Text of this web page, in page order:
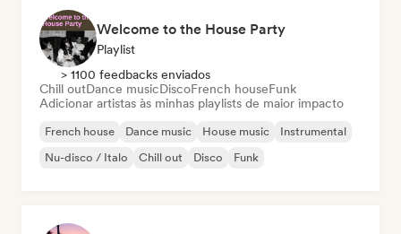
Welcome to the House Party
Playlist
> 1100 feedbacks enviados
Chill outDance musicDiscoFrench houseFunk
Adicionar artistas às minhas playlists de maior impacto
French house Dance music House music
Instrumental
Nu-disco / Italo
Chill out Disco Funk